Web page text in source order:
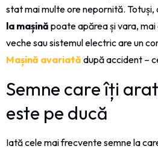
stat mai multe ore nepornită. Totuși,
la mașină poate apărea și vara,
veche sau sistemul electric are un
Mașină avariată după accident –
Semne care îți
este pe ducă
Iată cele mai frecvente semne la